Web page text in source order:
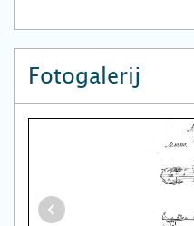
Fotogalerij